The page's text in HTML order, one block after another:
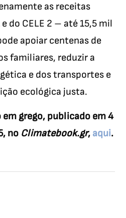
as receitas
do CELE 2 – até 15,5 mil
apoiar centenas de
familiares, reduzir a
e dos transportes e
ecológica justa.
grego, publicado em 4
no Climatebook.gr, aqui.